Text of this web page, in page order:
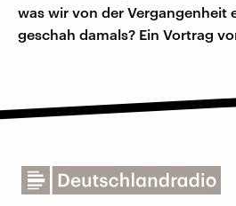
was wir von der Vergangenheit
geschah damals? Ein Vortrag